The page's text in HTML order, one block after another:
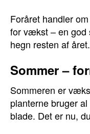
Foråret handler
for vækst – en
hegn resten af året.
Sommer –
Sommeren er
planterne bruger
blade. Det er nu,